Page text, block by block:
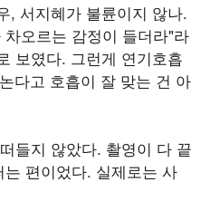
, 서지혜가 불륜이지 않나.
오르는 감정이 들더라"라
보였다. 그런게 연기호흡
다고 호흡이 잘 맞는 건 아
들지 않았다. 촬영이 다 끝
편이었다. 실제로는 사